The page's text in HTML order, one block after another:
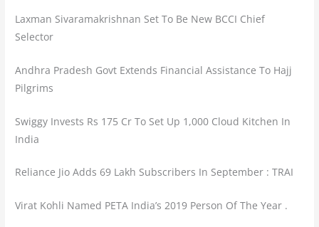
Laxman Sivaramakrishnan Set To Be New BCCI Chief
Selector
Andhra Pradesh Govt Extends Financial Assistance To Hajj
Pilgrims
Swiggy Invests Rs 175 Cr To Set Up 1,000 Cloud Kitchen In
India
Reliance Jio Adds 69 Lakh Subscribers In September : TRAI
Virat Kohli Named PETA India’s 2019 Person Of The Year .